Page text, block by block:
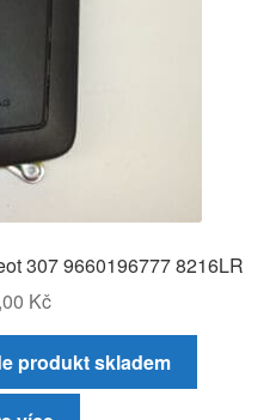
307 9660196777 8216LR
Kč
produkt skladem